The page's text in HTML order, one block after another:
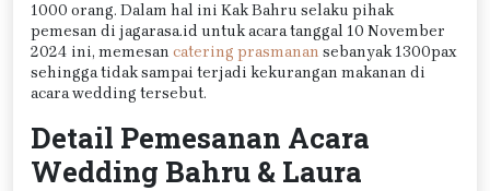
1000 orang. Dalam hal ini Kak Bahru selaku pihak
pemesan di jagarasa.id untuk acara tanggal 10 November
2024 ini, memesan catering prasmanan sebanyak 1300pax
sehingga tidak sampai terjadi kekurangan makanan di
acara wedding tersebut.
Detail Pemesanan Acara
Wedding Bahru & Laura